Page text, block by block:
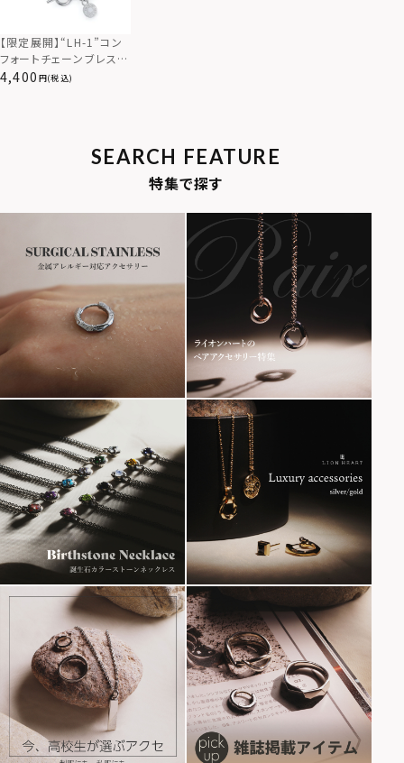
【限定展開】“LH-1”コン
フォートチェーンブレスレ
ット（キヘイ＆アンカー）/
4,400 (税込)
SEARCH FEATURE
特集で探す